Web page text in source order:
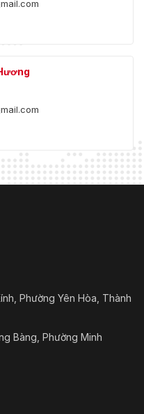
Phường Yên Hòa, Thành
Bàng, Phường Minh